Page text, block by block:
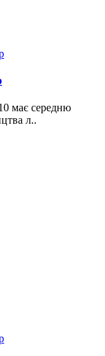
має середню
л..